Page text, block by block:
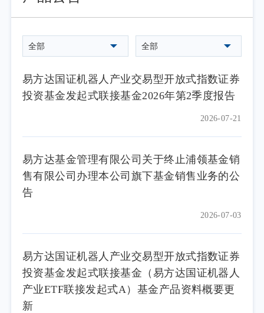
全部 全部
易方达国证机器人产业交易型开放式指数证券
投资基金发起式联接基金2026年第2季度报告
2026-07-21
易方达基金管理有限公司关于终止浦领基金销
售有限公司办理本公司旗下基金销售业务的公
告
2026-07-03
易方达国证机器人产业交易型开放式指数证券
投资基金发起式联接基金（易方达国证机器人
产业ETF联接发起式A）基金产品资料概要更
新